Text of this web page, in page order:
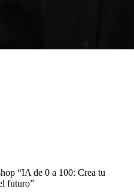
“IA de 0 a 100: Crea tu
futuro”